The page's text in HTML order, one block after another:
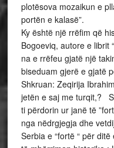
plotësova mozaikun e
portën e kalasë”.
Ky është një rrëfim që
Bogoeviq, autore e librit
na e rrëfeu gjatë një
biseduam gjerë e gjatë
Shkruan: Zeqirija
jetën e saj me turqit,?
ti përdorin ur janë të
nga nëdrgjegja dhe
Serbia e “fortë “ për